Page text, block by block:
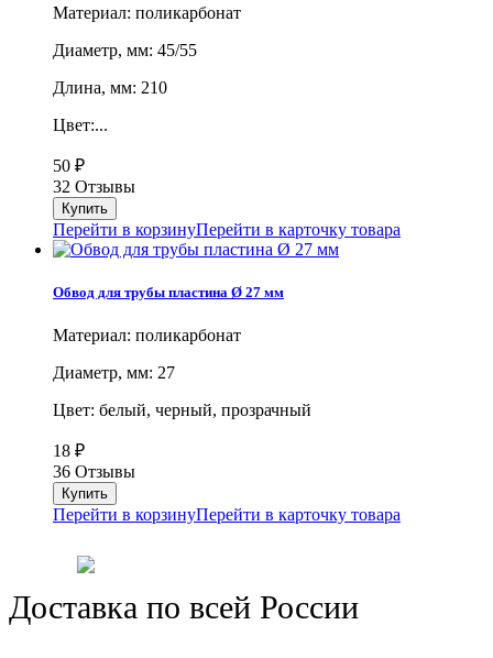
Материал: поликарбонат
Диаметр, мм: 45/55
Длина, мм: 210
Цвет:...
50 ₽
32 Отзывы
Перейти в корзинуПерейти в карточку товара
Обвод для трубы пластина Ø 27 мм
Материал: поликарбонат
Диаметр, мм: 27
Цвет: белый, черный, прозрачный
18 ₽
36 Отзывы
Перейти в корзинуПерейти в карточку товара
Доставка по всей России